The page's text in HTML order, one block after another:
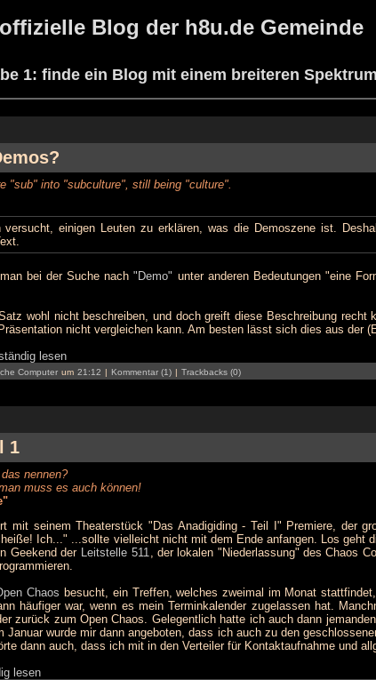
Blog der h8u.de Gemeinde
1: finde ein Blog mit einem breiteren
"sub" into "subculture", still being "culture".
versucht, einigen Leuten zu erklären, was die Demoszene ist.
bei der Suche nach "Demo" unter anderen Bedeutungen "eine
wohl nicht beschreiben, und doch greift diese Beschreibung
nicht vergleichen kann. Am besten lässt sich dies aus der
lesen
Computer um 21:12 | Kommentar (1) | Trackbacks (0)
1
nennen?
muss es auch können!
mit seinem Theaterstück "Das Anadigiding - Teil I" Premiere, der
Ich..." ...sollte vielleicht nicht mit dem Ende anfangen. Los geht
Geekend der Leitstelle 511
, der lokalen "Niederlassung" des Chaos
Chaos besucht, ein Treffen, welches zweimal im Monat
häufiger war, wenn es mein Terminkalender zugelassen hat.
zurück zum Open Chaos. Gelegentlich hatte ich auch dann
wurde mir dann angeboten, dass ich auch zu den
dann auch, dass ich mit in den Verteiler für Kontaktaufnahme und
lesen